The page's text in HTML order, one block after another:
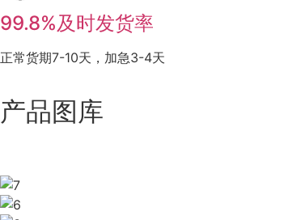
99.8%及时发货率
正常货期7-10天，加急3-4天
产品图库